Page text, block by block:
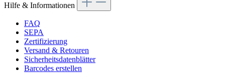
Hilfe & Informationen
FAQ
SEPA
Zertifizierung
Versand & Retouren
Sicherheitsdatenblätter
Barcodes erstellen